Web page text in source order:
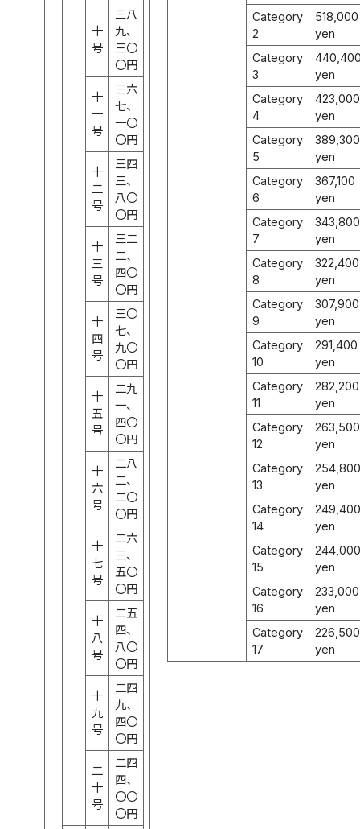
十
号
三八
九、
三〇
〇円
十
一
号
三六
七、
一〇
〇円
十
二
号
三四
三、
八〇
〇円
十
三
号
三二
二、
四〇
〇円
十
四
号
三〇
七、
九〇
〇円
十
五
号
二九
一、
四〇
〇円
十
六
号
二八
二、
二〇
〇円
十
七
号
二六
三、
五〇
〇円
十
八
号
二五
四、
八〇
〇円
十
九
号
二四
九、
四〇
〇円
二
十
号
二四
四、
〇〇
〇円
Category
2
518,000
yen
Category
3
yen
Category
4
423,000
yen
Category
5
389,300
yen
Category
6
367,100
yen
Category
7
343,800
yen
Category
8
322,400
yen
Category
9
307,900
yen
Category
10
291,400
yen
Category
11
282,200
yen
Category
12
263,500
yen
Category
13
254,800
yen
Category
14
249,400
yen
Category
15
244,000
yen
Category
16
233,000
yen
Category
17
226,500
yen